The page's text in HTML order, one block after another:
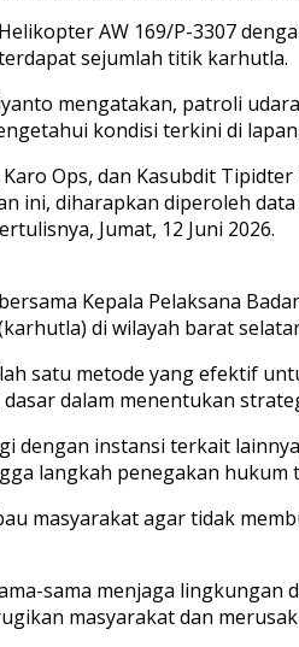
AW 169/P-3307
sejumlah titik karhutla.
mengatakan, patroli
kondisi terkini di
Karo Ops, dan Kasubdit
ini, diharapkan diperoleh
Jumat, 12 Juni 2026.
Kepala Pelaksana
di wilayah barat
satu metode yang efektif
dalam menentukan
dengan instansi terkait
langkah penegakan
masyarakat agar tidak
sama menjaga
masyarakat dan